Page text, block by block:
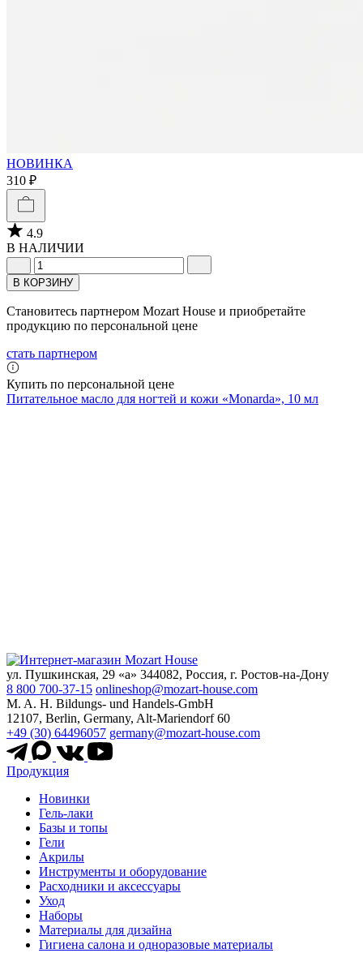
НОВИНКА
310 ₽
4.9
В НАЛИЧИИ
В КОРЗИНУ
Становитесь партнером Mozart House и приобретайте
продукцию по персональной цене
стать партнером
Купить по персональной цене
Питательное масло для ногтей и кожи «Monarda», 10 мл
ул. Пушкинская, 29 «а» 344082, Россия, г. Ростов-на-Дону
8 800 700-37-15 onlineshop@mozart-house.com
M. A. H. Bildungs- und Handels-GmbH
12107, Berlin, Germany, Alt-Mariendorf 60
+49 (30) 64496057 germany@mozart-house.com
Продукция
Новинки
Гель-лаки
Базы и топы
Гели
Акрилы
Инструменты и оборудование
Расходники и аксессуары
Уход
Наборы
Материалы для дизайна
Гигиена салона и одноразовые материалы